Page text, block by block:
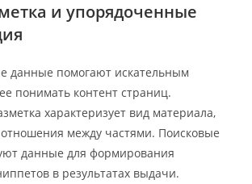
и упорядоченные
данные помогают искательным
понимать контент страниц.
характеризует вид материала,
отношения между частями. Поисковые
данные для формирования
в результатах выдачи.